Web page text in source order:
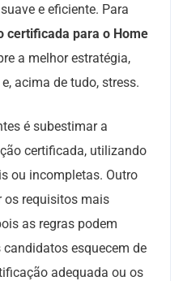
e eficiente. Para
certificada para o Home
a melhor estratégia,
acima de tudo, stress.
é subestimar a
certificada, utilizando
ou incompletas. Outro
os requisitos mais
as regras podem
esquecem de
adequada ou os